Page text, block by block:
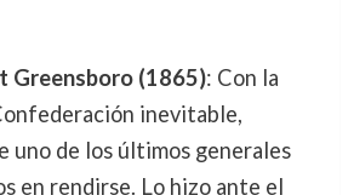
Greensboro (1865): Con la
inevitable,
uno de los últimos generales
en rendirse. Lo hizo ante el